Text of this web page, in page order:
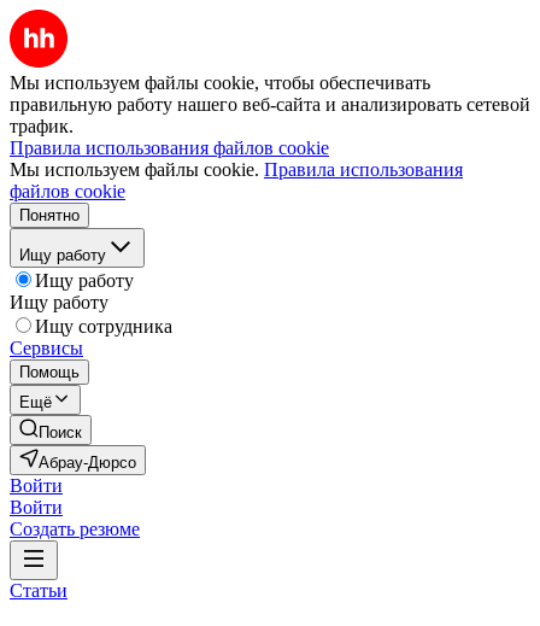
Мы используем файлы cookie, чтобы обеспечивать
правильную работу нашего веб-сайта и анализировать сетевой
трафик.
Правила использования файлов cookie
Мы используем файлы cookie. Правила использования
файлов cookie
Понятно
Ищу работу
Ищу работу
Ищу работу
Ищу сотрудника
Сервисы
Помощь
Ещё
Поиск
Абрау-Дюрсо
Войти
Войти
Создать резюме
Статьи